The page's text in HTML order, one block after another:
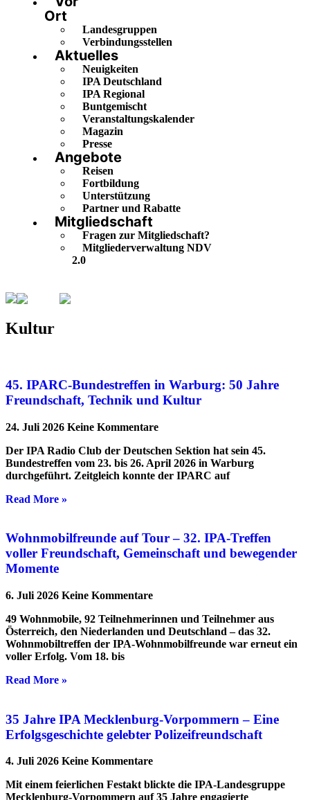
Ort
Landesgruppen
Verbindungsstellen
Aktuelles
Neuigkeiten
IPA Deutschland
IPA Regional
Buntgemischt
Veranstaltungskalender
Magazin
Presse
Angebote
Reisen
Fortbildung
Unterstützung
Partner und Rabatte
Mitgliedschaft
Fragen zur Mitgliedschaft?
Mitgliederverwaltung NDV
2.0
Kultur
45. IPARC-Bundestreffen in Warburg: 50 Jahre
Freundschaft, Technik und Kultur
24. Juli 2026 Keine Kommentare
Der IPA Radio Club der Deutschen Sektion hat sein 45.
Bundestreffen vom 23. bis 26. April 2026 in Warburg
durchgeführt. Zeitgleich konnte der IPARC auf
Read More »
Wohnmobilfreunde auf Tour – 32. IPA-Treffen
voller Freundschaft, Gemeinschaft und bewegender
Momente
6. Juli 2026 Keine Kommentare
49 Wohnmobile, 92 Teilnehmerinnen und Teilnehmer aus
Österreich, den Niederlanden und Deutschland – das 32.
Wohnmobiltreffen der IPA-Wohnmobilfreunde war erneut ein
voller Erfolg. Vom 18. bis
Read More »
35 Jahre IPA Mecklenburg-Vorpommern – Eine
Erfolgsgeschichte gelebter Polizeifreundschaft
4. Juli 2026 Keine Kommentare
Mit einem feierlichen Festakt blickte die IPA-Landesgruppe
Mecklenburg-Vorpommern auf 35 Jahre engagierte